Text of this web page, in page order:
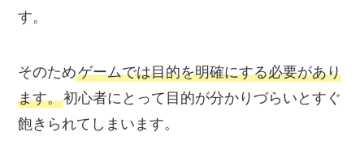
す。
そのためゲームでは目的を明確にする必要があり
ます。初心者にとって目的が分かりづらいとすぐ
飽きられてしまいます。